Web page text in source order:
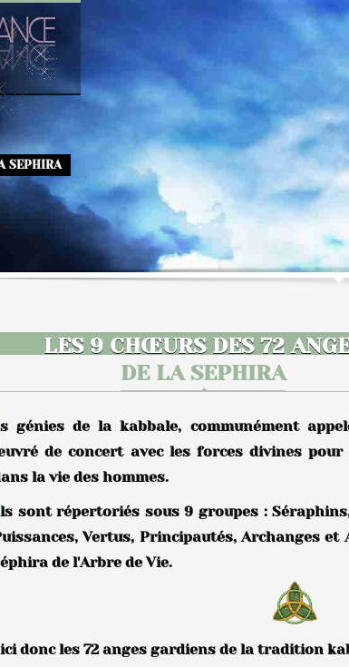
SEPHIRA
LES 9 CHŒURS DES 72
DE LA SEPHIRA
génies de la kabbale, communément
de concert avec les forces divines
la vie des hommes.
ls sont répertoriés sous 9 groupes :
Vertus, Principautés, Archanges
de l'Arbre de Vie.
donc les 72 anges gardiens de la tradition